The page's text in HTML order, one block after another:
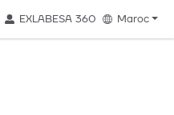
EXLABESA 360 Maroc